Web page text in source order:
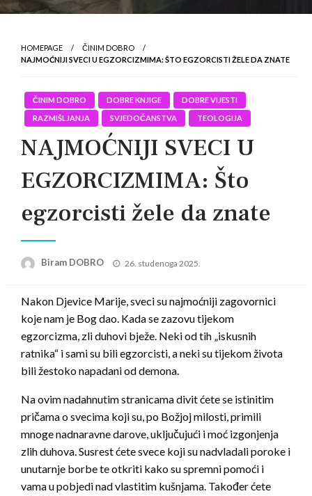
HOMEPAGE
ČINIM DOBRO
NAJMOĆNIJI SVECI U EGZORCIZMIMA: ŠTO EGZORCISTI ŽELE DA ZNATE
ČINIM DOBRO DOBRE KNJIGE
DOBRE VIJESTI
RAZMIŠLJANJA
SVJEDOČANSTVA TEOLOGIJA
NAJMOĆNIJI SVECI U
EGZORCIZMIMA: Što
egzorcisti žele da znate
Biram DOBRO
Posted
26. studenoga 2025.
Nakon Djevice Marije, sveci su najmoćniji zagovornici
koje nam je Bog dao. Kada se zazovu tijekom
egzorcizma, zli duhovi bježe. Neki od tih „iskusnih
ratnika“ i sami su bili egzorcisti, a neki su tijekom života
bili žestoko napadani od demona.
Na ovim nadahnutim stranicama divit ćete se istinitim
pričama o svecima koji su, po Božjoj milosti, primili
mnoge nadnaravne darove, uključujući i moć izgonjenja
zlih duhova. Susrest ćete svece koji su nadvladali poroke i
unutarnje borbe te otkriti kako su spremni pomoći i
vama u pobjedi nad vlastitim kušnjama. Također ćete